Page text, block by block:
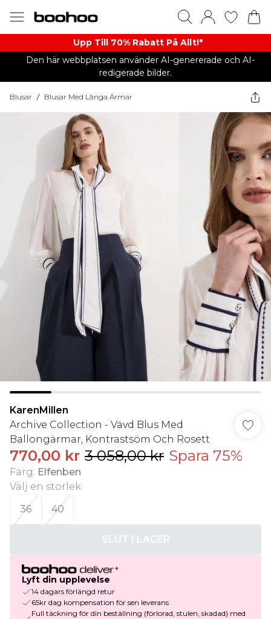
Upp Till 70% Rabatt På Allt!*
Den här webbplatsen använder AI-genererade och AI-
redigerade bilder.
Blusar / Blusar Med Långa Ärmar
KarenMillen
Archive Collection - Vävd Blus Med
Ballongärmar, Kontrastsöm Och Rosett
770,00 kr 3 058,00 kr Spara 75%
Färg: Elfenben
Välj en storlek:
36
40
SLUT I LAGER
Lyft din upplevelse
14 dagars förlängd retur
65kr dag kompensation för sen leverans
Full täckning för din beställning (förlorad, stulen, skadad) med